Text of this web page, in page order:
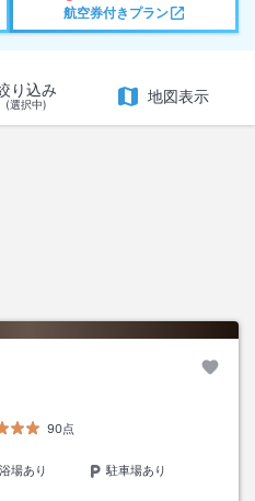
航空券付きプラン
り込み
(選択中) 地図表示
90点
場あり
駐車場あり